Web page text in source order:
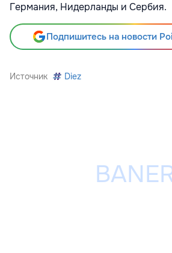
Германия, Нидерланды и Сербия.
Подпишитесь на новости
Источник Diez